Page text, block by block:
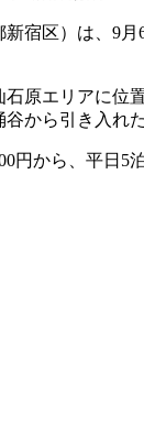
宿区）は、9
原エリアに位
から引き入れ
円から、平日5